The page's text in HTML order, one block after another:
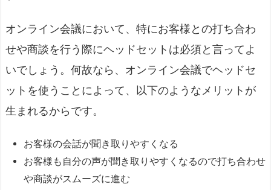
オンライン会議において、特にお客様との打ち合わ
せや商談を行う際にヘッドセットは必須と言ってよ
いでしょう。何故なら、オンライン会議でヘッドセ
ットを使うことによって、以下のようなメリットが
生まれるからです。
お客様の会話が聞き取りやすくなる
お客様も自分の声が聞き取りやすくなるので打ち合わせ
や商談がスムーズに進む